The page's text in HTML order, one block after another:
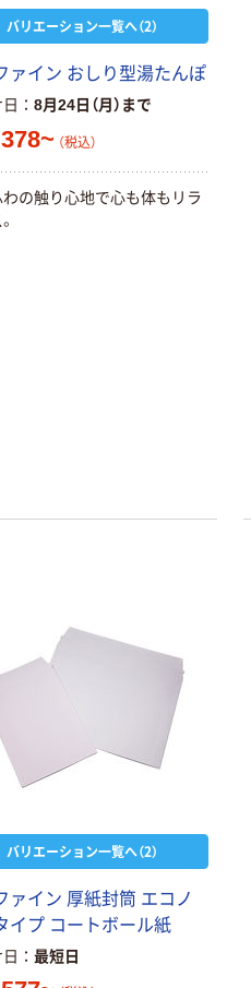
バリエーション一覧へ（2）
ァイン おしり型湯たんぽ
8月24日（月）まで
（税込）
わの触り心地で心も体もリラ
バリエーション一覧へ（2）
ァイン 厚紙封筒 エコノ
イプ コートボール紙
最短日